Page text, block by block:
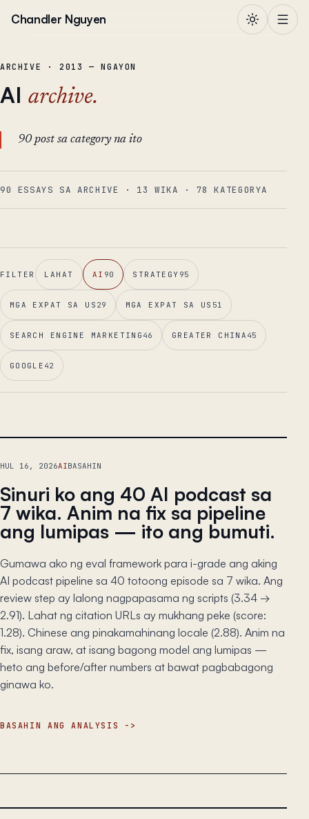
Chandler Nguyen
ARCHIVE · 2013 — NGAYON
AI archive.
90 post sa category na ito
90 ESSAYS SA ARCHIVE · 13 WIKA · 78 KATEGORYA
FILTER LAHAT AI 90 STRATEGY 95
MGA EXPAT SA US 29 MGA EXPAT SA US 51
SEARCH ENGINE MARKETING 46 GREATER CHINA 45
GOOGLE 42
HUL 16, 2026AIBASAHIN
Sinuri ko ang 40 AI podcast sa
7 wika. Anim na fix sa pipeline
ang lumipas — ito ang bumuti.
Gumawa ako ng eval framework para i-grade ang aking
AI podcast pipeline sa 40 totoong episode sa 7 wika. Ang
review step ay lalong nagpapasama ng scripts (3.34 →
2.91). Lahat ng citation URLs ay mukhang peke (score:
1.28). Chinese ang pinakamahinang locale (2.88). Anim na
fix, isang araw, at isang bagong model ang lumipas —
heto ang before/after numbers at bawat pagbabagong
ginawa ko.
BASAHIN ANG ANALYSIS